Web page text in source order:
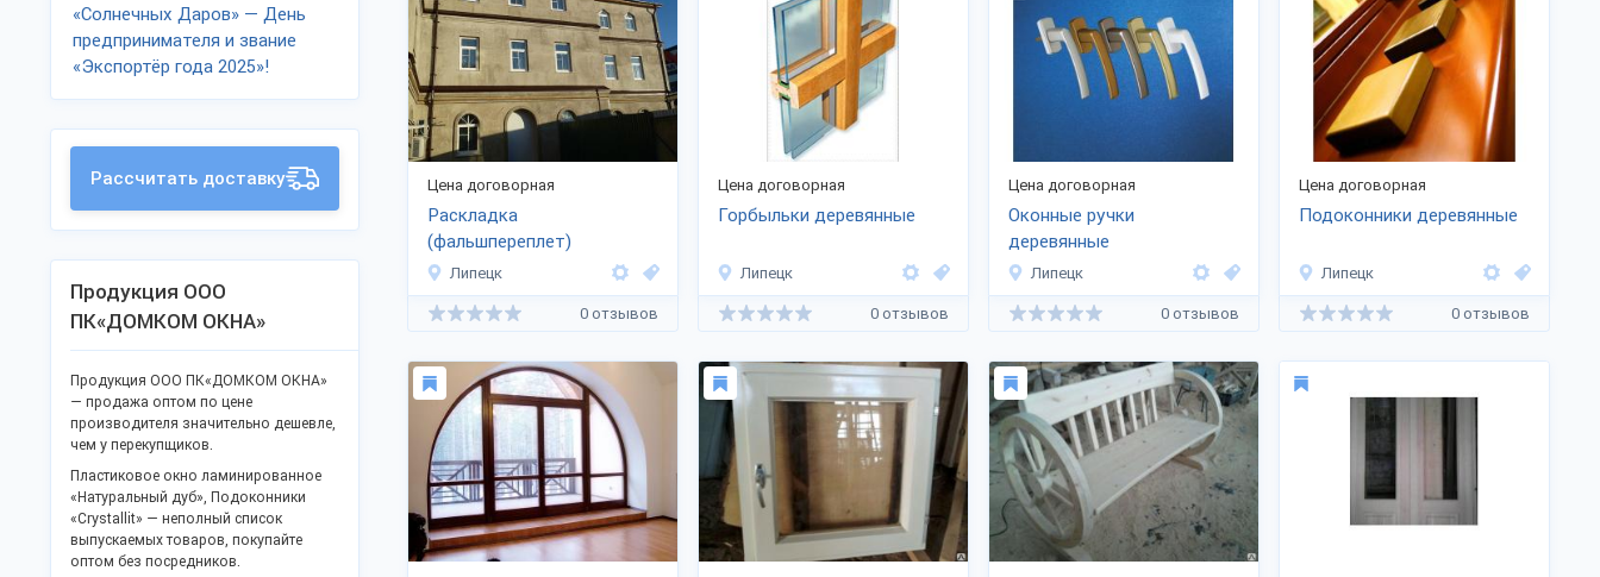
Цена договорная
Раскладка
(фальшпереплет)
деревянная
Липецк
0 отзывов
Цена договорная
Горбыльки деревянные
Липецк
0 отзывов
Цена договорная
Оконные ручки
деревянные
Липецк
0 отзывов
Цена договорная
Подоконники деревянные
Липецк
0 отзывов
«Солнечных Даров» — День
предпринимателя и звание
«Экспортёр года 2025»!
Рассчитать доставку
Продукция ООО
ПК«ДОМКОМ ОКНА»
Продукция ООО ПК«ДОМКОМ ОКНА»
— продажа оптом по цене
производителя значительно дешевле,
чем у перекупщиков.
Пластиковое окно ламинированное
«Натуральный дуб», Подоконники
«Crystallit» — неполный список
выпускаемых товаров, покупайте
оптом без посредников.